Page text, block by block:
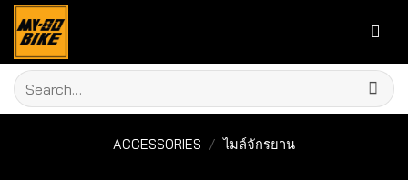
Skip
content
Search
for:
ACCESSORIES / ไมล์จักรยาน